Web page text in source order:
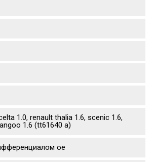
1.0, renault thalia 1.6, scenic 1.6,
1.6 (tt61640 a)
oe